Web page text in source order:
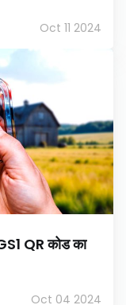
Oct 11 2024
QR कोड का
Oct 04 2024